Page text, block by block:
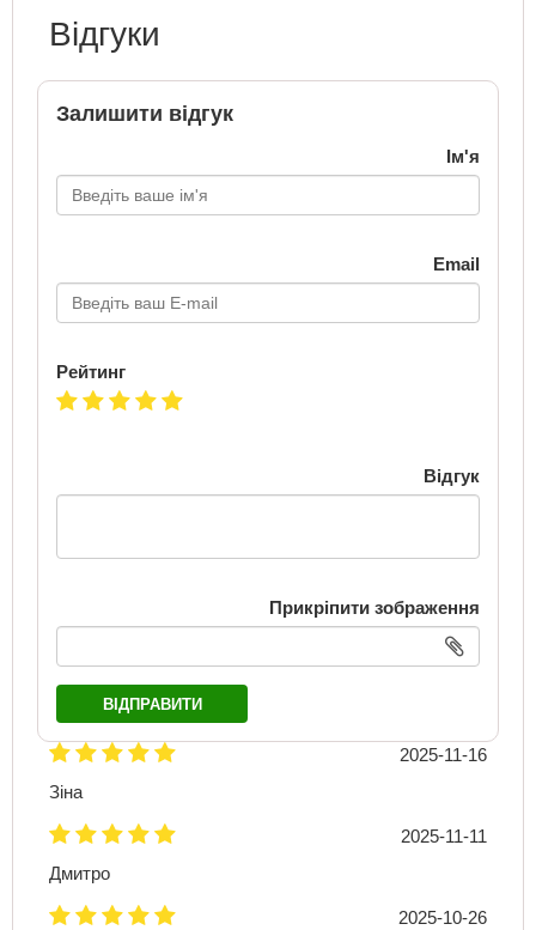
Відгуки
Залишити відгук
Ім'я
Email
Рейтинг
Відгук
Прикріпити зображення
ВІДПРАВИТИ
2025-11-16
Зіна
2025-11-11
Дмитро
2025-10-26